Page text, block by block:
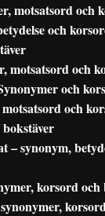
motsatsord och
och
motsatsord och
och
och
– synonym,
korsord och